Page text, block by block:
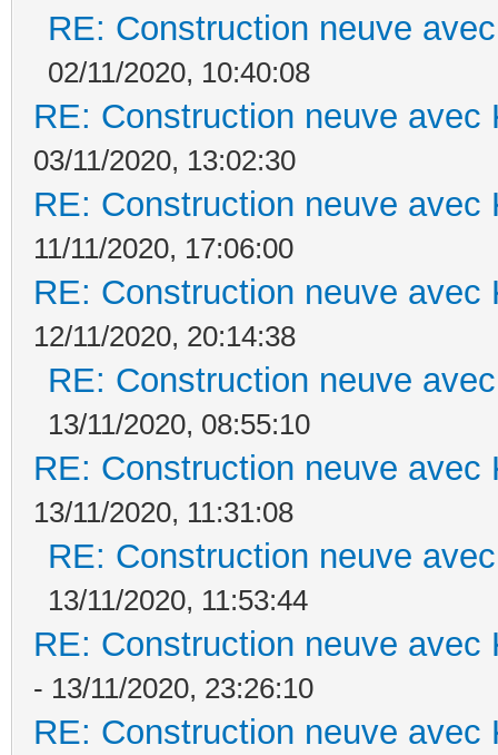
RE: Construction neuve
02/11/2020, 10:40:08
RE: Construction neuve avec
03/11/2020, 13:02:30
RE: Construction neuve avec
11/11/2020, 17:06:00
RE: Construction neuve avec
12/11/2020, 20:14:38
RE: Construction neuve
13/11/2020, 08:55:10
RE: Construction neuve avec
13/11/2020, 11:31:08
RE: Construction neuve
13/11/2020, 11:53:44
RE: Construction neuve avec
- 13/11/2020, 23:26:10
RE: Construction neuve avec